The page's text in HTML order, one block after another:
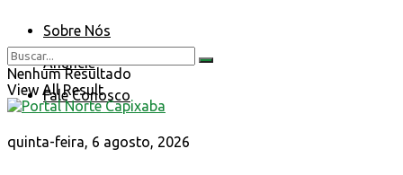
Sobre Nós
Anuncie
Fale Conosco
quinta-feira, 6 agosto, 2026
Nenhum Resultado
View All Result